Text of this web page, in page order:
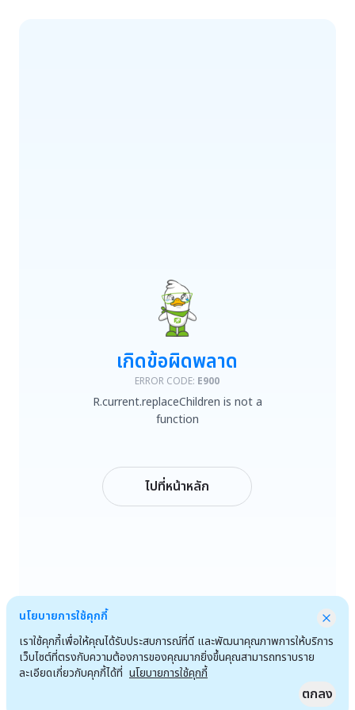
R.current.replaceChildren is not a function
เกิดข้อผิดพลาด
ERROR CODE: E900
R.current.replaceChildren is not a
function
ไปที่หน้าหลัก
นโยบายการใช้คุกกี้
เราใช้คุกกี้เพื่อให้คุณได้รับประสบการณ์ที่ดี และพัฒนาคุณภาพการให้บริการ
เว็บไซต์ที่ตรงกับความต้องการของคุณมากยิ่งขึ้นคุณสามารถทราบราย
ละเอียดเกี่ยวกับคุกกี้ได้ที่ นโยบายการใช้คุกกี้
ตกลง